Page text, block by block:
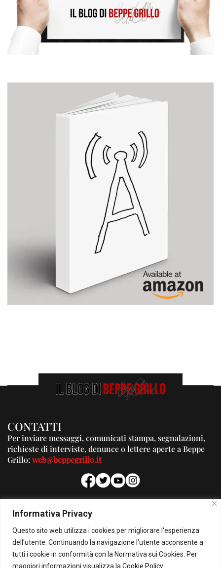
Informativa Privacy
Questo sito web utilizza i cookies per migliorare l'esperienza
dell'utente. Continuando la navigazione l'utente acconsente a
tutti i cookie in conformità con la Normativa sui Cookies. Per
maggiori informazioni visualizza la Cookie Policy
CONTATTI
Per inviare messaggi, comunicati stampa, segnalazioni,
richieste di interviste, denunce o lettere aperte a Beppe
Grillo:web@beppegrillo.it
PUBBLICITA'
Per la tua pubblicità su questo Blog:
pubblicita@beppegrillo.it